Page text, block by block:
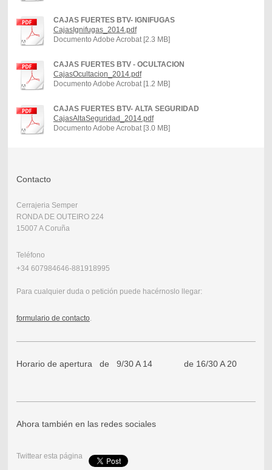
CAJAS FUERTES BTV- IGNIFUGAS
CajasIgnifugas_2014.pdf
Documento Adobe Acrobat [2.3 MB]
CAJAS FUERTES BTV - OCULTACION
CajasOcultacion_2014.pdf
Documento Adobe Acrobat [1.2 MB]
CAJAS FUERTES BTV- ALTA SEGURIDAD
CajasAltaSeguridad_2014.pdf
Documento Adobe Acrobat [3.0 MB]
Contacto
Cerrajeria Semper
RONDA DE OUTEIRO 224
15007 A Coruña
Teléfono
+34 607984646-881918995
Para cualquier duda o petición puede hacérnoslo llegar:
formulario de contacto.
Horario de apertura de 9/30 A 14 de 16/30 A 20
Ahora también en las redes sociales
Twittear esta página